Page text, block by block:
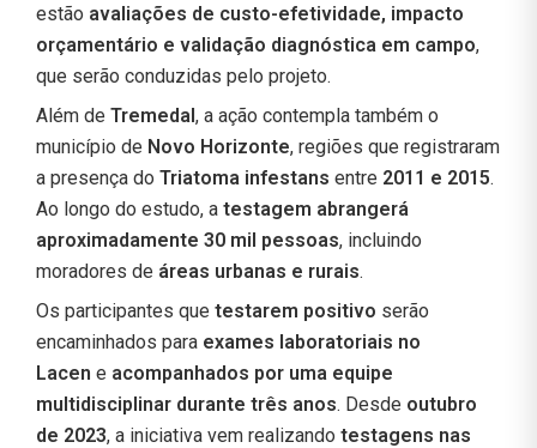
estão avaliações de custo-efetividade, impacto
orçamentário e validação diagnóstica em campo,
que serão conduzidas pelo projeto.
Além de Tremedal, a ação contempla também o
município de Novo Horizonte, regiões que registraram
a presença do Triatoma infestans entre 2011 e 2015.
Ao longo do estudo, a testagem abrangerá
aproximadamente 30 mil pessoas, incluindo
moradores de áreas urbanas e rurais.
Os participantes que testarem positivo serão
encaminhados para exames laboratoriais no
Lacen e acompanhados por uma equipe
multidisciplinar durante três anos. Desde outubro
de 2023, a iniciativa vem realizando testagens nas